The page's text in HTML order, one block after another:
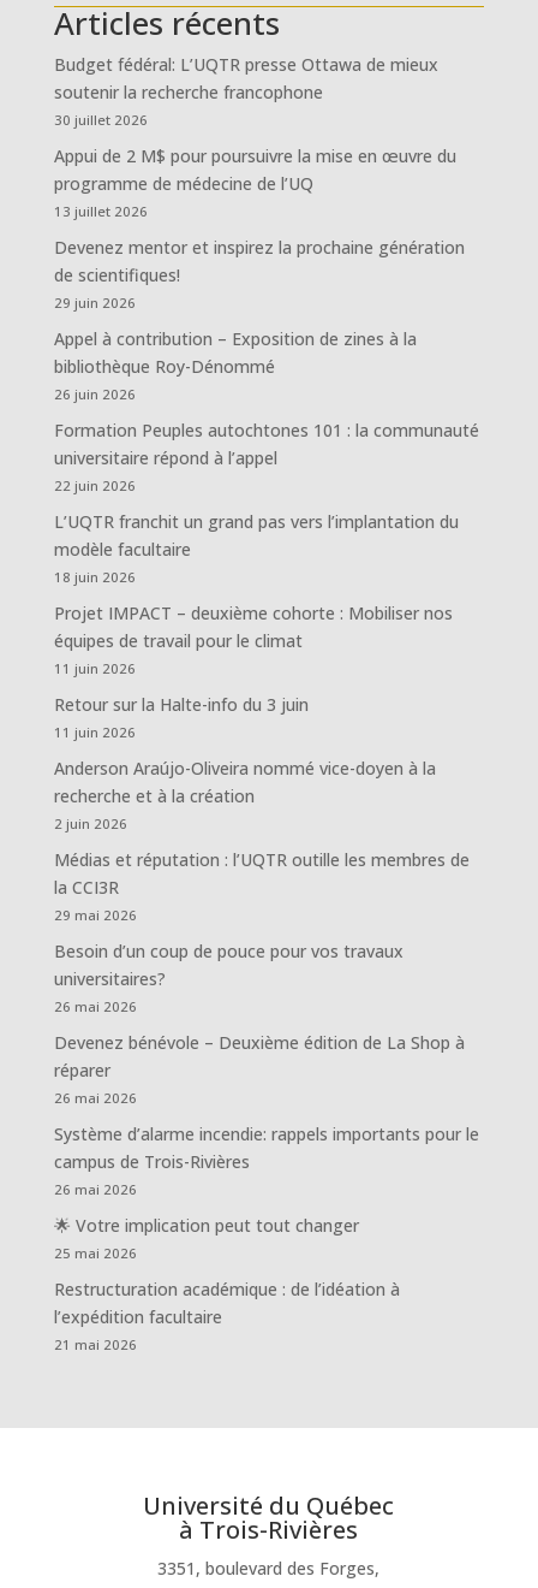
Articles récents
Budget fédéral: L’UQTR presse Ottawa de mieux
soutenir la recherche francophone
30 juillet 2026
Appui de 2 M$ pour poursuivre la mise en œuvre du
programme de médecine de l’UQ
13 juillet 2026
Devenez mentor et inspirez la prochaine génération
de scientifiques!
29 juin 2026
Appel à contribution – Exposition de zines à la
bibliothèque Roy-Dénommé
26 juin 2026
Formation Peuples autochtones 101 : la communauté
universitaire répond à l’appel
22 juin 2026
L’UQTR franchit un grand pas vers l’implantation du
modèle facultaire
18 juin 2026
Projet IMPACT – deuxième cohorte : Mobiliser nos
équipes de travail pour le climat
11 juin 2026
Retour sur la Halte-info du 3 juin
11 juin 2026
Anderson Araújo-Oliveira nommé vice-doyen à la
recherche et à la création
2 juin 2026
Médias et réputation : l’UQTR outille les membres de
la CCI3R
29 mai 2026
Besoin d’un coup de pouce pour vos travaux
universitaires?
26 mai 2026
Devenez bénévole – Deuxième édition de La Shop à
réparer
26 mai 2026
Système d’alarme incendie: rappels importants pour le
campus de Trois-Rivières
26 mai 2026
🌟 Votre implication peut tout changer
25 mai 2026
Restructuration académique : de l’idéation à
l’expédition facultaire
21 mai 2026
Université du Québec
à Trois-Rivières
3351, boulevard des Forges,